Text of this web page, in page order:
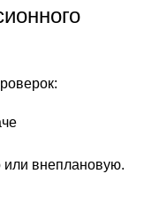
внеплановую.